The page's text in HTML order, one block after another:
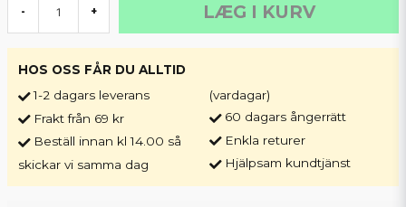
- + LÆG I KURV
HOS OSS FÅR DU ALLTID
1-2 dagars leverans
Frakt från 69 kr
Beställ innan kl 14.00 så
skickar vi samma dag
(vardagar)
60 dagars ångerrätt
Enkla returer
Hjälpsam kundtjänst